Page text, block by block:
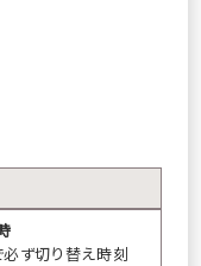
ず切り替え時刻